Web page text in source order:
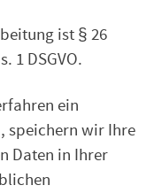
ist § 26
1 DSGVO.
ein
speichern wir Ihre
Daten in Ihrer